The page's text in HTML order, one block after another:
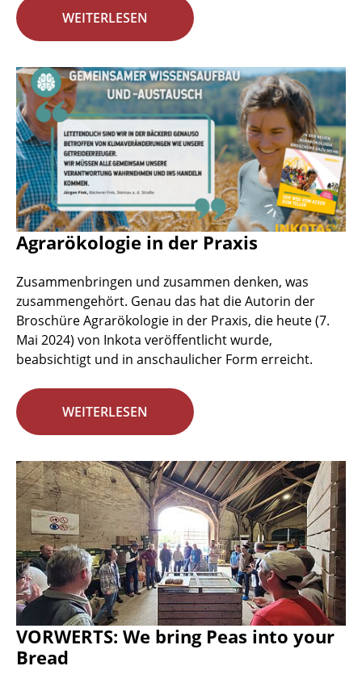
WEITERLESEN
Agrarökologie in der Praxis
Zusammenbringen und zusammen denken, was
zusammengehört. Genau das hat die Autorin der
Broschüre Agrarökologie in der Praxis, die heute (7.
Mai 2024) von Inkota veröffentlicht wurde,
beabsichtigt und in anschaulicher Form erreicht.
WEITERLESEN
VORWERTS: We bring Peas into your
Bread